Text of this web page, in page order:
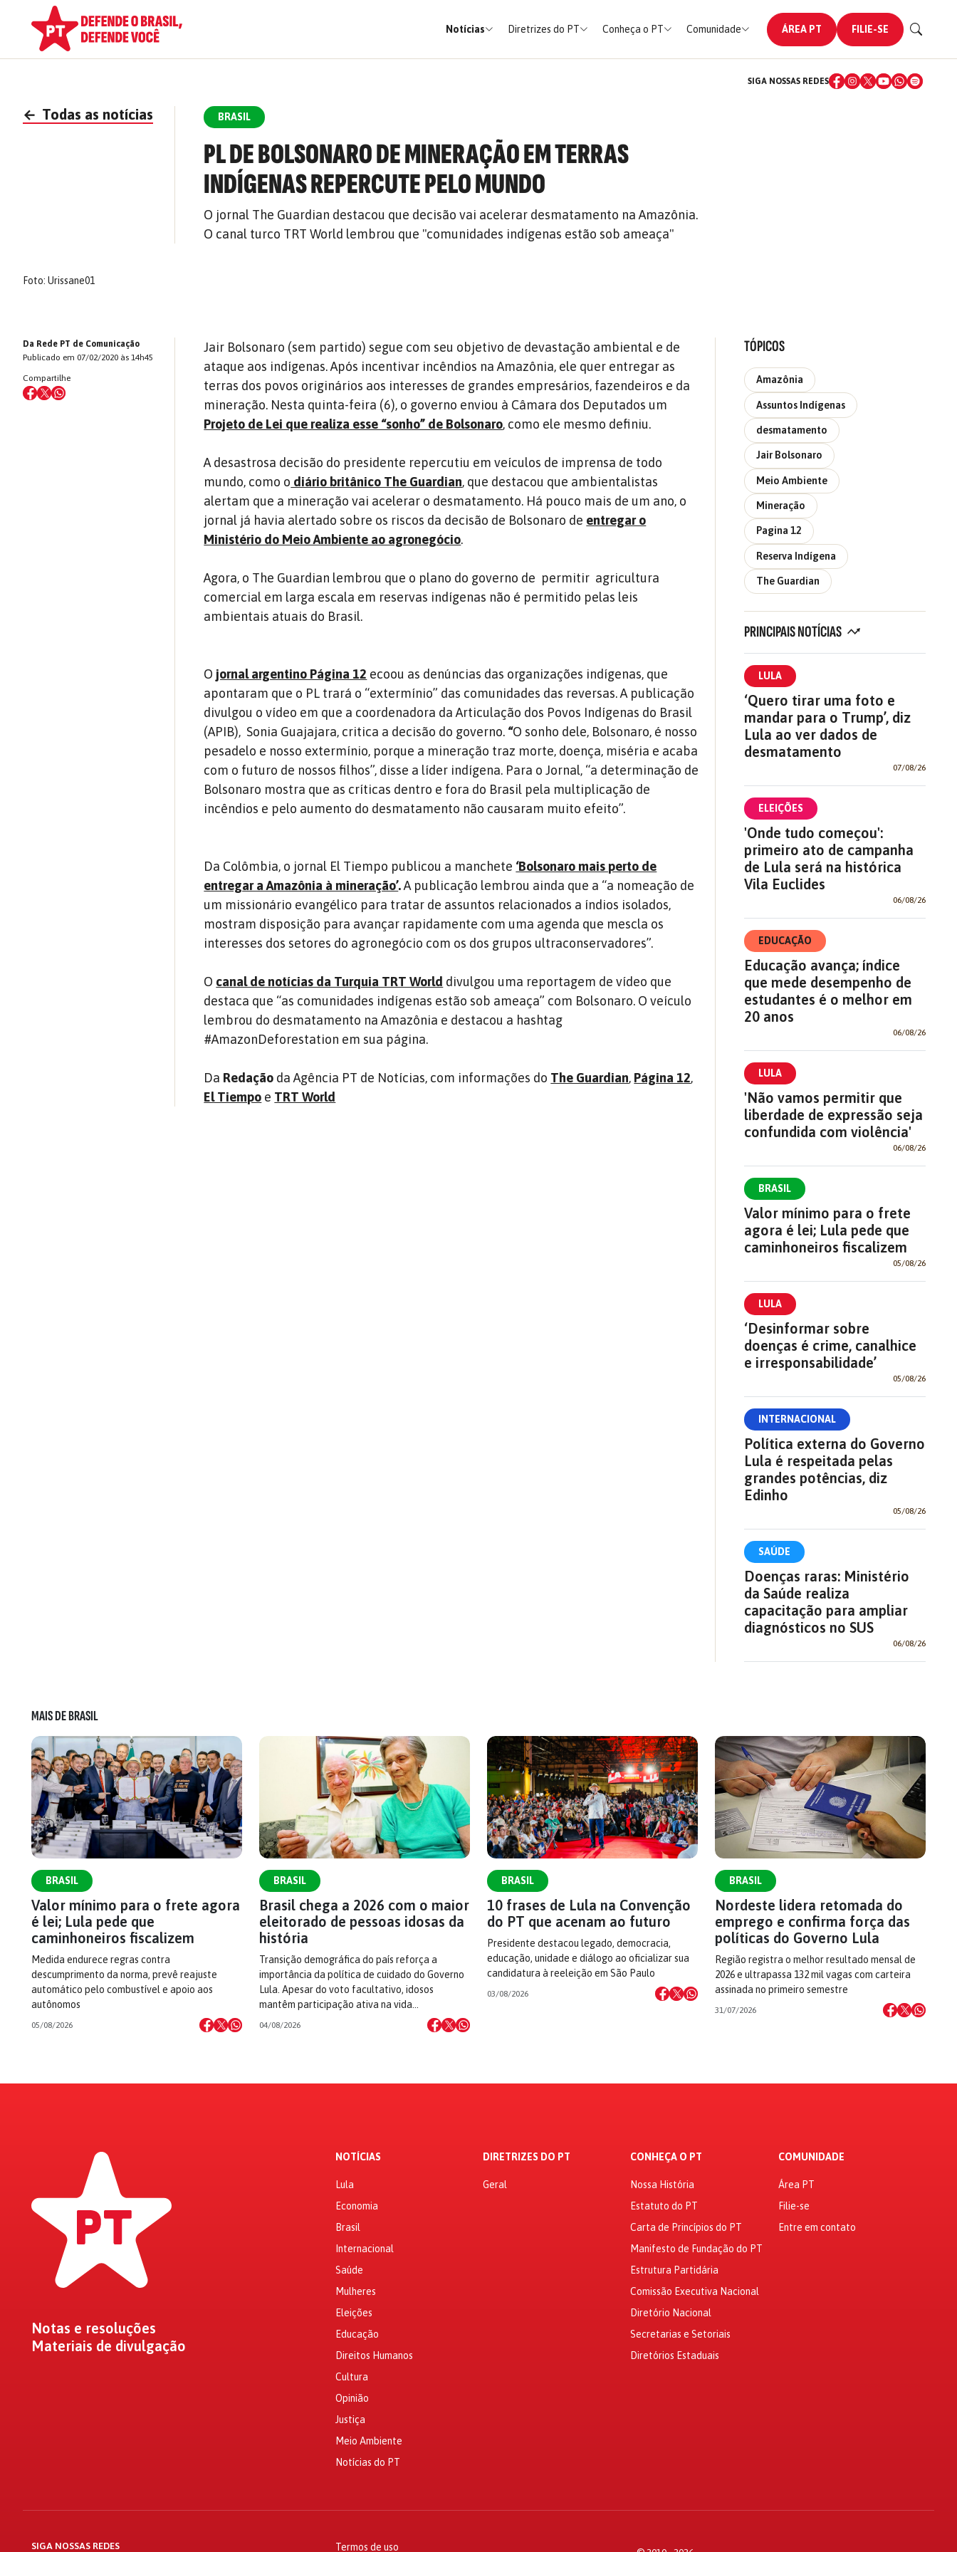
Notícias Diretrizes do PT Conheça o PT Comunidade ÁREA PT FILIE-SE
SIGA NOSSAS REDES
← Todas as notícias BRASIL
PL DE BOLSONARO DE MINERAÇÃO EM TERRAS
INDÍGENAS REPERCUTE PELO MUNDO
O jornal The Guardian destacou que decisão vai acelerar desmatamento na Amazônia.
O canal turco TRT World lembrou que "comunidades indígenas estão sob ameaça"
Foto: Urissane01
Da Rede PT de Comunicação
Publicado em 07/02/2020 às 14h45
Compartilhe
Jair Bolsonaro (sem partido) segue com seu objetivo de devastação ambiental e de
ataque aos indígenas. Após incentivar incêndios na Amazônia, ele quer entregar as
terras dos povos originários aos interesses de grandes empresários, fazendeiros e da
mineração. Nesta quinta-feira (6), o governo enviou à Câmara dos Deputados um
Projeto de Lei que realiza esse “sonho” de Bolsonaro, como ele mesmo definiu.
A desastrosa decisão do presidente repercutiu em veículos de imprensa de todo
mundo, como o diário britânico The Guardian, que destacou que ambientalistas
alertam que a mineração vai acelerar o desmatamento. Há pouco mais de um ano, o
jornal já havia alertado sobre os riscos da decisão de Bolsonaro de entregar o
Ministério do Meio Ambiente ao agronegócio.
Agora, o The Guardian lembrou que o plano do governo de permitir agricultura
comercial em larga escala em reservas indígenas não é permitido pelas leis
ambientais atuais do Brasil.
O jornal argentino Página 12 ecoou as denúncias das organizações indígenas, que
apontaram que o PL trará o “extermínio” das comunidades das reversas. A publicação
divulgou o vídeo em que a coordenadora da Articulação dos Povos Indígenas do Brasil
(APIB), Sonia Guajajara, critica a decisão do governo. “O sonho dele, Bolsonaro, é nosso
pesadelo e nosso extermínio, porque a mineração traz morte, doença, miséria e acaba
com o futuro de nossos filhos”, disse a líder indígena. Para o Jornal, “a determinação de
Bolsonaro mostra que as críticas dentro e fora do Brasil pela multiplicação de
incêndios e pelo aumento do desmatamento não causaram muito efeito”.
Da Colômbia, o jornal El Tiempo publicou a manchete ‘Bolsonaro mais perto de
entregar a Amazônia à mineração’.A publicação lembrou ainda que a “a nomeação de
um missionário evangélico para tratar de assuntos relacionados a índios isolados,
mostram disposição para avançar rapidamente com uma agenda que mescla os
interesses dos setores do agronegócio com os dos grupos ultraconservadores”.
O canal de notícias da Turquia TRT World divulgou uma reportagem de vídeo que
destaca que “as comunidades indígenas estão sob ameaça” com Bolsonaro. O veículo
lembrou do desmatamento na Amazônia e destacou a hashtag
#AmazonDeforestation em sua página.
Da Redação da Agência PT de Notícias, com informações do The Guardian, Página 12,
El Tiempo e TRT World
TÓPICOS
Amazônia
Assuntos Indígenas
desmatamento
Jair Bolsonaro
Meio Ambiente
Mineração
Pagina 12
Reserva Indígena
The Guardian
PRINCIPAIS NOTÍCIAS
LULA
‘Quero tirar uma foto e
mandar para o Trump’, diz
Lula ao ver dados de
desmatamento
07/08/26
ELEIÇÕES
'Onde tudo começou':
primeiro ato de campanha
de Lula será na histórica
Vila Euclides
06/08/26
EDUCAÇÃO
Educação avança; índice
que mede desempenho de
estudantes é o melhor em
20 anos
06/08/26
LULA
'Não vamos permitir que
liberdade de expressão seja
confundida com violência'
06/08/26
BRASIL
Valor mínimo para o frete
agora é lei; Lula pede que
caminhoneiros fiscalizem
05/08/26
LULA
‘Desinformar sobre
doenças é crime, canalhice
e irresponsabilidade’
05/08/26
INTERNACIONAL
Política externa do Governo
Lula é respeitada pelas
grandes potências, diz
Edinho
05/08/26
SAÚDE
Doenças raras: Ministério
da Saúde realiza
capacitação para ampliar
diagnósticos no SUS
06/08/26
MAIS DE BRASIL
BRASIL
Valor mínimo para o frete agora
é lei; Lula pede que
caminhoneiros fiscalizem
Medida endurece regras contra
descumprimento da norma, prevê reajuste
automático pelo combustível e apoio aos
autônomos
05/08/2026
BRASIL
Brasil chega a 2026 com o maior
eleitorado de pessoas idosas da
história
Transição demográfica do país reforça a
importância da política de cuidado do Governo
Lula. Apesar do voto facultativo, idosos
mantêm participação ativa na vida…
04/08/2026
BRASIL
10 frases de Lula na Convenção
do PT que acenam ao futuro
Presidente destacou legado, democracia,
educação, unidade e diálogo ao oficializar sua
candidatura à reeleição em São Paulo
03/08/2026
BRASIL
Nordeste lidera retomada do
emprego e confirma força das
políticas do Governo Lula
Região registra o melhor resultado mensal de
2026 e ultrapassa 132 mil vagas com carteira
assinada no primeiro semestre
31/07/2026
Notas e resoluções
Materiais de divulgação
NOTÍCIAS
Lula
Economia
Brasil
Internacional
Saúde
Mulheres
Eleições
Educação
Direitos Humanos
Cultura
Opinião
Justiça
Meio Ambiente
Notícias do PT
DIRETRIZES DO PT
Geral
CONHEÇA O PT
Nossa História
Estatuto do PT
Carta de Princípios do PT
Manifesto de Fundação do PT
Estrutura Partidária
Comissão Executiva Nacional
Diretório Nacional
Secretarias e Setoriais
Diretórios Estaduais
COMUNIDADE
Área PT
Filie-se
Entre em contato
SIGA NOSSAS REDES Termos de uso